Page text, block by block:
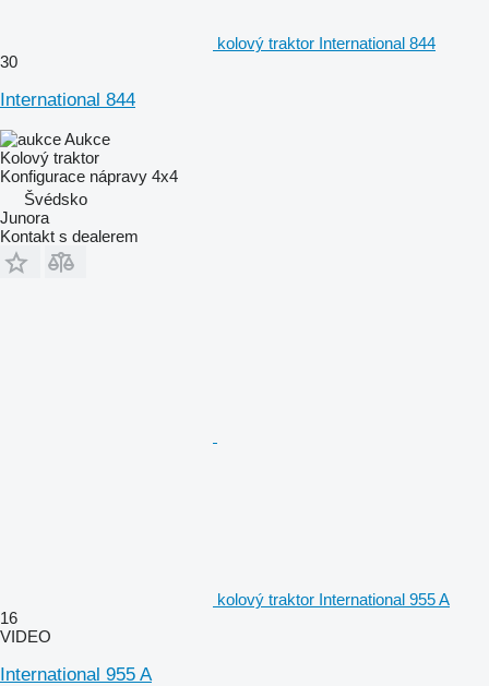
kolový traktor International 844
30
International 844
Aukce
Kolový traktor
Konfigurace nápravy 4x4
Švédsko
Junora
Kontakt s dealerem
kolový traktor International 955 A
16
VIDEO
International 955 A